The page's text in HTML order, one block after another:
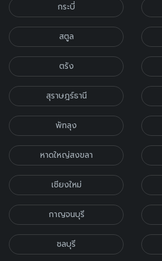
กระบี่
สตูล
ตรัง
สุราษฎร์ธานี
พัทลุง
หาดใหญ่สงขลา
เชียงใหม่
กาญจนบุรี
ชลบุรี